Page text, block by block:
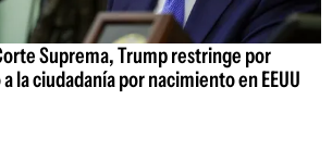
Suprema, Trump restringe por
la ciudadanía por nacimiento en EEUU